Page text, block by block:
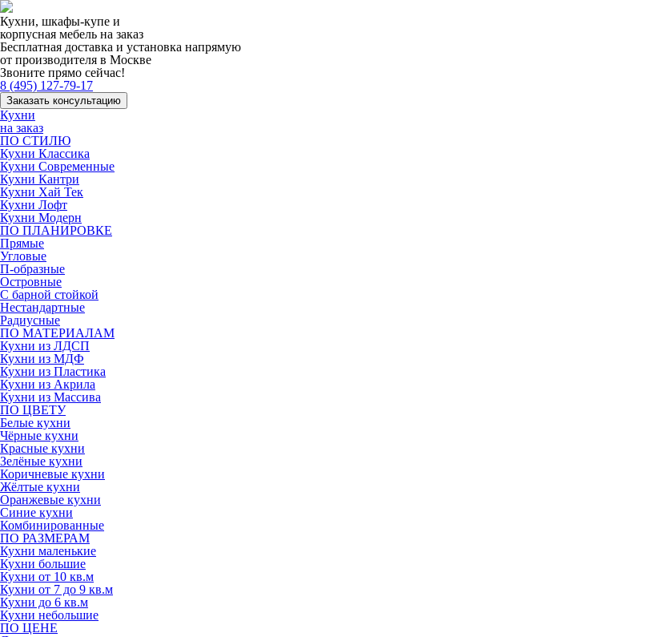
Кухни, шкафы-купе и
корпусная мебель на заказ
Бесплатная доставка и установка напрямую
от производителя в Москве
Звоните прямо сейчас!
8 (495) 127-79-17
Заказать консультацию
Кухни
на заказ
ПО СТИЛЮ
Кухни Классика
Кухни Современные
Кухни Кантри
Кухни Хай Тек
Кухни Лофт
Кухни Модерн
ПО ПЛАНИРОВКЕ
Прямые
Угловые
П-образные
Островные
С барной стойкой
Нестандартные
Радиусные
ПО МАТЕРИАЛАМ
Кухни из ЛДСП
Кухни из МДФ
Кухни из Пластика
Кухни из Акрила
Кухни из Массива
ПО ЦВЕТУ
Белые кухни
Чёрные кухни
Красные кухни
Зелёные кухни
Коричневые кухни
Жёлтые кухни
Оранжевые кухни
Синие кухни
Комбинированные
ПО РАЗМЕРАМ
Кухни маленькие
Кухни большие
Кухни от 10 кв.м
Кухни от 7 до 9 кв.м
Кухни до 6 кв.м
Кухни небольшие
ПО ЦЕНЕ